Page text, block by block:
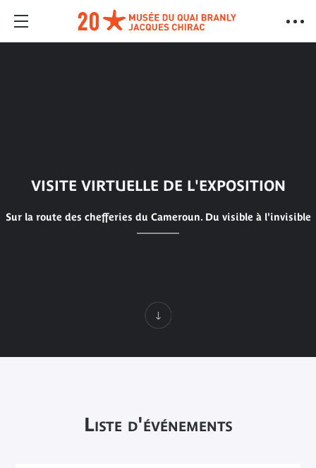
VISITE VIRTUELLE DE L'EXPOSITION
Sur la route des chefferies du Cameroun. Du visible à l'invisible
Liste d'événements